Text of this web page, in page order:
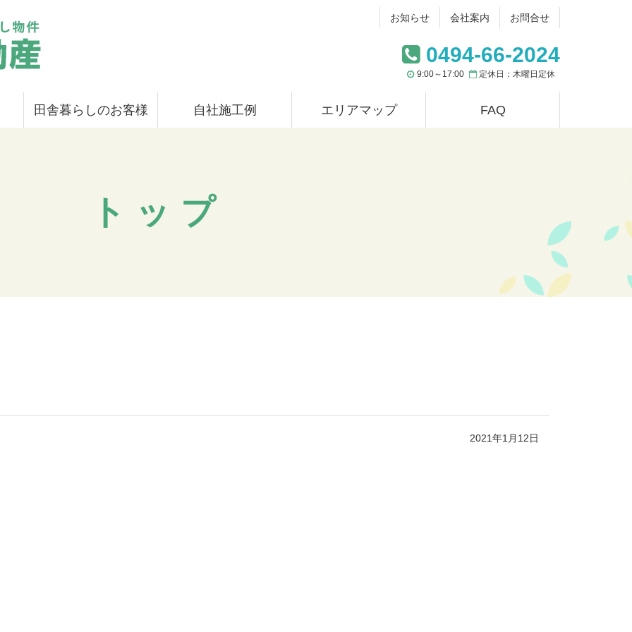
0494-66-2024
9:00～17:00 定休日：木曜日定休
お知らせ 会社案内 お問合せ
田舎暮らしのお客様 自社施工例 エリアマップ FAQ
トップ
2021年1月12日